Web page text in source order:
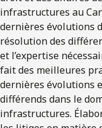
infrastructures au
dernières évolutions
résolution des
et l’expertise
fait des meilleures
dernières évolutions
différends dans le
infrastructures.